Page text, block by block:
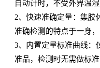
自动计时，不受外界温
2、快速准确定量：集胶
准确检测的特点于一身
3、内置定量标准曲线：
准品，检测时无需做标